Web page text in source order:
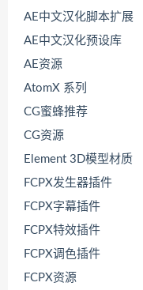
AE中文汉化脚本扩展
AE中文汉化预设库
AE资源
AtomX 系列
CG蜜蜂推荐
CG资源
Element 3D模型材质
FCPX发生器插件
FCPX字幕插件
FCPX特效插件
FCPX调色插件
FCPX资源